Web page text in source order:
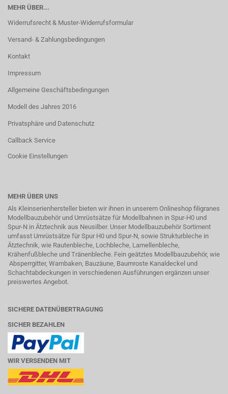
MEHR ÜBER...
Widerrufsrecht & Muster-Widerrufsformular
Versand- & Zahlungsbedingungen
Kontakt
Impressum
Allgemeine Geschäftsbedingungen
Modell des Jahres 2016
Privatsphäre und Datenschutz
Callback Service
Cookie Einstellungen
MEHR ÜBER UNS
Als Kleinserienhersteller bieten wir ihnen in unserem Onlineshop filigranes
Modellbauzubehör und Umrüstsätze für Modellbahnen in Spur-H0 und
Spur-N in Ätztechnik aus Neusilber. Unser Modellbauzubehör Sortiment
umfasst Umrüstsätze für Spur H0 und Spur-N, sowie Strukturbleche in
Ätztechnik, wie Rautenbleche, Lochbleche, Lamellenbleche,
Krähenfußbleche und Tränenbleche. Fein geätztes Modellbauzubehör, wie
Absperrgitter, Warnbaken, Bauzäune, Baumroste Kanaldeckel und
Schachtabdeckungen in verschiedenen Ausführungen ergänzen unser
preiswertes Angebot.
SICHERE DATENÜBERTRAGUNG
SICHER BEZAHLEN
WIR VERSENDEN MIT